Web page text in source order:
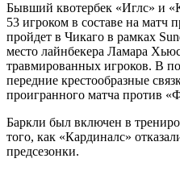
Бывший квотербек «Иглс» и
53 игроком в составе на матч
пройдет в Чикаго в рамках
место лайнбекера Ламара
травмированных игроков. В
передние крестообразные
проигранного матча против
Баркли был включен в
того, как «Кардиналс»
предсезонки.